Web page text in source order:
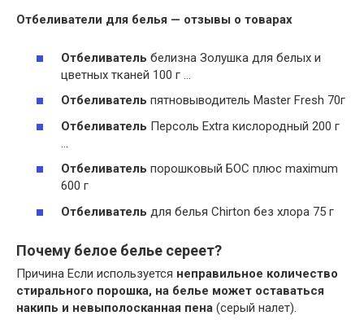
Отбеливатели для белья — отзывы о товарах
Отбеливатель белизна Золушка для белых и
цветных тканей 100 г …
Отбеливатель пятновыводитель Master Fresh 70г
Отбеливатель Персоль Extra кислородный 200 г
…
Отбеливатель порошковый БОС плюс maximum
600 г
Отбеливатель для белья Chirton без хлора 75 г
Почему белое белье сереет?
Причина Если используется неправильное количество
стирального порошка, на белье может оставаться
накипь и невыполосканная пена (серый налет).